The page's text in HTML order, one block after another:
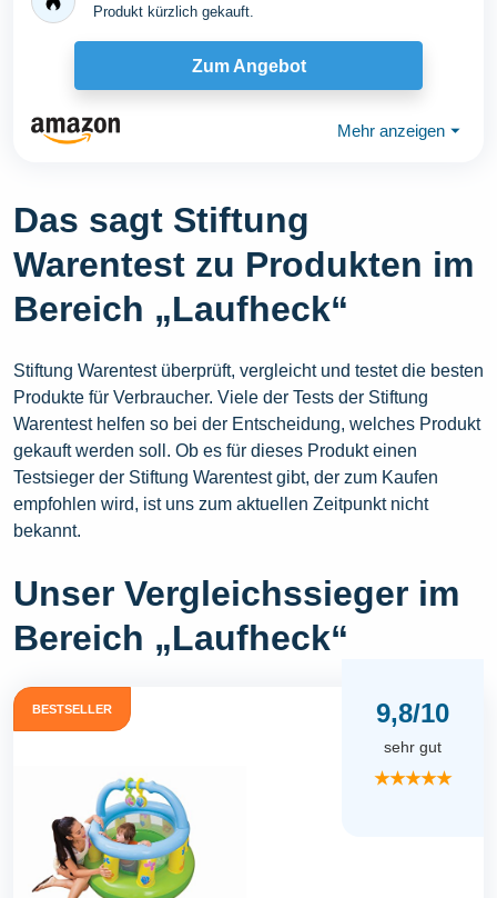
Produkt kürzlich gekauft.
Zum Angebot
Mehr anzeigen ⏷
Das sagt Stiftung
Warentest zu Produkten im
Bereich „Laufheck“
Stiftung Warentest überprüft, vergleicht und testet die besten
Produkte für Verbraucher. Viele der Tests der Stiftung
Warentest helfen so bei der Entscheidung, welches Produkt
gekauft werden soll. Ob es für dieses Produkt einen
Testsieger der Stiftung Warentest gibt, der zum Kaufen
empfohlen wird, ist uns zum aktuellen Zeitpunkt nicht
bekannt.
Unser Vergleichssieger im
Bereich „Laufheck“
BESTSELLER 9,8/10
sehr gut
★★★★★